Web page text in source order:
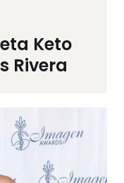
Keto
Rivera